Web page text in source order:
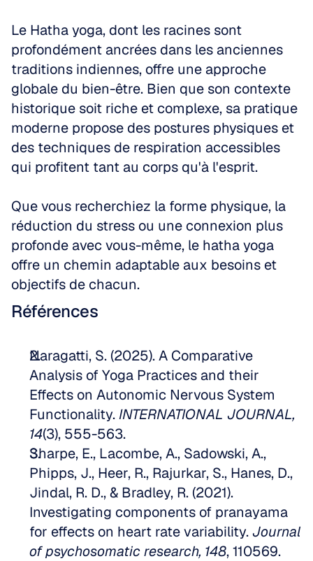
Le Hatha yoga, dont les racines sont
profondément ancrées dans les anciennes
traditions indiennes, offre une approche
globale du bien-être. Bien que son contexte
historique soit riche et complexe, sa pratique
moderne propose des postures physiques et
des techniques de respiration accessibles
qui profitent tant au corps qu'à l'esprit.
Que vous recherchiez la forme physique, la
réduction du stress ou une connexion plus
profonde avec vous-même, le hatha yoga
offre un chemin adaptable aux besoins et
objectifs de chacun.
Références
Naragatti, S. (2025). A Comparative
Analysis of Yoga Practices and their
Effects on Autonomic Nervous System
Functionality. INTERNATIONAL JOURNAL,
14(3), 555-563.
Sharpe, E., Lacombe, A., Sadowski, A.,
Phipps, J., Heer, R., Rajurkar, S., Hanes, D.,
Jindal, R. D., & Bradley, R. (2021).
Investigating components of pranayama
for effects on heart rate variability. Journal
of psychosomatic research, 148